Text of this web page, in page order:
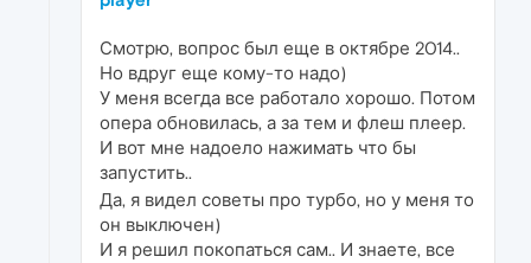
Смотрю, вопрос был еще в октябре 2014..
Но вдруг еще кому-то надо)
У меня всегда все работало хорошо. Потом
опера обновилась, а за тем и флеш плеер.
И вот мне надоело нажимать что бы
запустить..
Да, я видел советы про турбо, но у меня то
он выключен)
И я решил покопаться сам.. И знаете, все